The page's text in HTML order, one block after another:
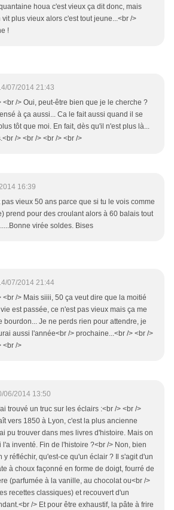
houa c'est vieux ça dit donc, mais
plus vieux alors c'est tout jeune...<br />
!
07/2014 21:43
<br /> Oui, peut-être bien que je le cherche ?
à ça aussi... Ca le fait aussi quand il se
tôt que moi. En fait, dès qu'il n'est plus là...
/> <br /> <br /> <br />
16:39
vieux 50 ans parce que si tu le vois comme
prend pour des croulant alors à 60 balais tout
virée soldes. Bises
07/2014 21:44
<br /> Mais siiii, 50 ça veut dire que la moitié
est passée, ce n'est pas vieux mais ça me
bourdon... Je ne perds rien pour attendre, je
aussi l'année<br /> prochaine...<br /> <br />
<br />
06/2014 13:50
trouvé un truc sur les éclairs :<br /> <br />
vers 1850 à Lyon, c'est la plus ancienne
pu trouver dans mes livres d'histoire. Mais on
l'a inventé. Fin de l'histoire ?<br /> Non, bien
y réfléchir, qu'est-ce qu'un éclair ? Il s'agit d'un
à choux façonné en forme de doigt, fourré de
(parfumée à la vanille, au chocolat ou<br />
recettes classiques) et recouvert d'un
/> Et pour être exhaustif, la pâte à frire